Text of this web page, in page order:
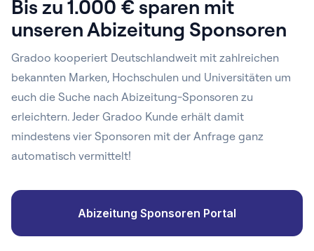
Bis zu 1.000 € sparen mit
unseren Abizeitung Sponsoren
Gradoo kooperiert Deutschlandweit mit zahlreichen
bekannten Marken, Hochschulen und Universitäten um
euch die Suche nach Abizeitung-Sponsoren zu
erleichtern. Jeder Gradoo Kunde erhält damit
mindestens vier Sponsoren mit der Anfrage ganz
automatisch vermittelt!
Abizeitung Sponsoren Portal